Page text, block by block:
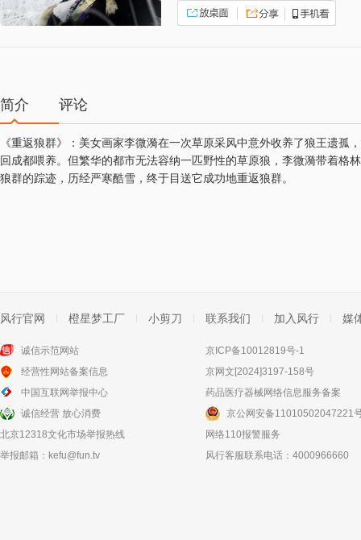
简介 评论
《重返狼群》：美女画家李微漪在一次草原采风中意外收养了狼王遗孤
回成都喂养。但繁华的都市无法容纳一匹野性的草原狼，李微漪带着格
狼群的踪迹，历经严寒酷雪，终于目送它成功地重返狼群。
风行官网 橙星梦工厂 小剪刀 联系我们 加入风行 媒
诚信示范网站
经营性网站备案信息
中国互联网举报中心
诚信经营 放心消费
北京12318文化市场举报热线
举报邮箱： kefu@fun.tv
京ICP备10012819号-1
京网文[2024]3197-158号
药品医疗器械网络信息服务备案
京公网安备11010502047221
网络110报警服务
风行客服联系电话：4000966660